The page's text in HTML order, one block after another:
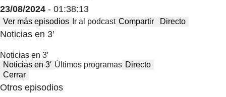
23/08/2024 - 01:38:13
Ver más episodios Ir al podcast Compartir Directo
Noticias en 3′
Noticias en 3′
Noticias en 3′ Últimos programas Directo
Cerrar
Otros episodios